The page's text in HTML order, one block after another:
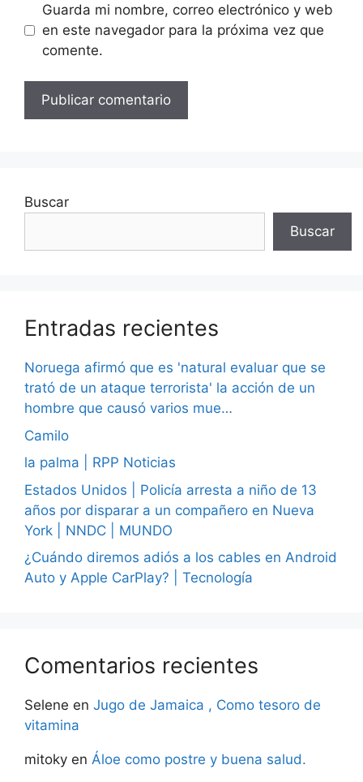
Guarda mi nombre, correo electrónico y web
en este navegador para la próxima vez que
comente.
Buscar
Buscar
Entradas recientes
Noruega afirmó que es 'natural evaluar que se
trató de un ataque terrorista' la acción de un
hombre que causó varios mue…
Camilo
la palma | RPP Noticias
Estados Unidos | Policía arresta a niño de 13
años por disparar a un compañero en Nueva
York | NNDC | MUNDO
¿Cuándo diremos adiós a los cables en Android
Auto y Apple CarPlay? | Tecnología
Comentarios recientes
Selene en Jugo de Jamaica , Como tesoro de
vitamina
mitoky en Áloe como postre y buena salud.